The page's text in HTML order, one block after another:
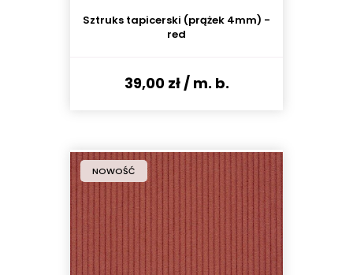
Sztruks tapicerski (prążek 4mm) -
red
39,00 zł/ m. b.
NOWOŚĆ